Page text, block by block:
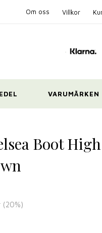
Om oss Villkor
VARUMÄRKEN
Boot
(20%)